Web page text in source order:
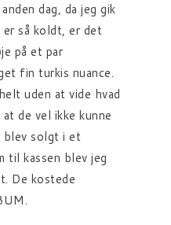
dag, da jeg gik
så koldt, er det
på et par
fin turkis nuance.
uden at vide hvad
de vel ikke kunne
blev solgt i et
til kassen blev jeg
De kostede